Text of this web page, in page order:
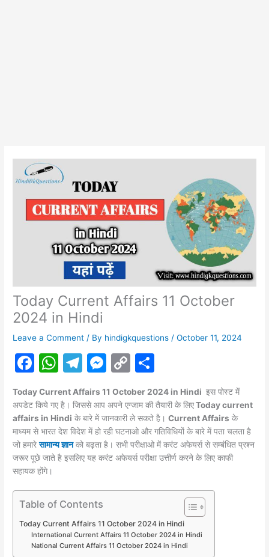
Today Current Affairs 11 October
2024 in Hindi
Leave a Comment / By hindigkquestions /October 11, 2024
F
c
e
b
o
o
k
W
at
s
A
p
T
e
gr
a
m
M
s
s
e
n
er
C
p
y
Li
n
ar
e
Today Current Affairs 11 October 2024 in Hindi इस पोस्ट में
अपडेट किये गए है। जिससे आप अपने एग्जाम की तैयारी के लिएToday current
affairs in Hindi के बारे में जानकारी ले सकते है।Current Affairs के
माध्यम से भारत देश विदेश में हो रही घटनाओ और गतिविधियों के बारे में पता चलता है
जो हमारेसामान्य ज्ञानको बढ़ता है। सभी परीक्षाओ में करंटअफेयर्ससे सम्बंधित प्रश्न
जरूर पूछे जाते है इसलिए यह करंट अफेयर्स परीक्षा उत्तीर्ण करने के लिए काफी
सहायक होंगे।
Table of Contents
Today Current Affairs 11 October 2024 in Hindi
International Current Affairs 11 October 2024 in Hindi
National Current Affairs 11 October 2024 in Hindi